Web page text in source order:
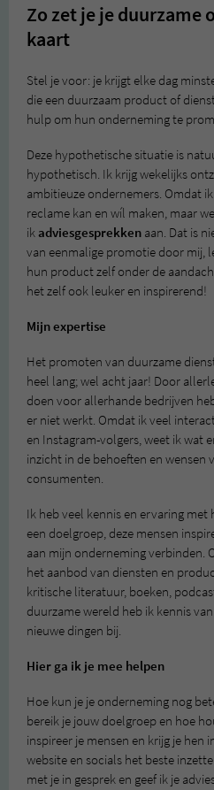
Zo zet je je duurzame
kaart
Stel je voor: je krijgt elke dag
die een duurzaam product of
hulp om hun onderneming te
Deze hypothetische situatie is
hypothetisch. Ik krijg wekelijks
ambitieuze ondernemers. Omdat
reclame kan en wíl maken, maar
ikadviesgesprekken aan. Dat is
van eenmalige promotie door mij,
hun product zelf onder de
het zelf ook leuker en inspirerend!
Mijn expertise
Het promoten van duurzame
heel lang; wel acht jaar! Door
doen voor allerhande bedrijven
er niet werkt. Omdat ik veel
en Instagram-volgers, weet ik wat
inzicht in de behoeften en wensen
consumenten.
Ik heb veel kennis en ervaring
een doelgroep, deze mensen
aan mijn onderneming verbinden.
het aanbod van diensten en
kritische literatuur, boeken,
duurzame wereld heb ik kennis
nieuwe dingen bij.
Hier ga ik je mee helpen
Hoe kun je je onderneming nog
bereik je jouw doelgroep en hoe
inspireer je mensen en krijg je hen
website en socials het beste
met je in gesprek en geef ik je